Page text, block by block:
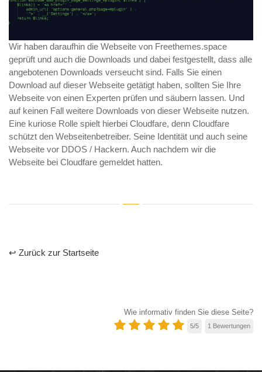
Wir haben daraufhin die Webseite von Freethemes.space
geprüft und auch die Downloads und dabei festgestellt, dass alle
angebotenen Downloads verseucht sind. Falls Sie einen
Download auf dieser Webseite getätigt haben, sollten Sie Ihre
Webseite von einen Experten prüfen und säubern lassen. Und
auf keinen Fall weitere Downloads von dieser Webseite nutzen.
Eine kuriose Rolle spielt hierbei Cloudfare, denn Cloudfare
schützt den Webseitenbetreiber. Seine Identität und auch seine
Webseite vor DDOS / Hackern. Auch nachdem wir die
Webseite bei Cloudfare gemeldet hatten.
↩ Zurück zur Startseite
Wie informativ finden Sie diese Seite?
5/5 1 Bewertungen